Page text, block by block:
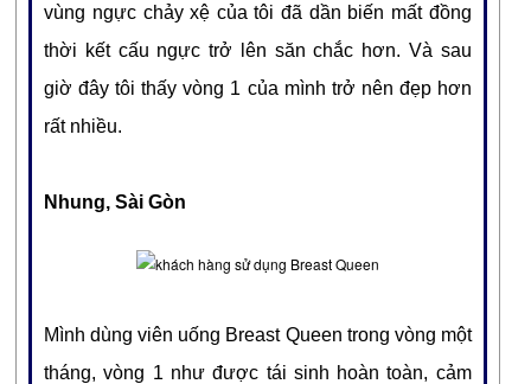
vùng ngực chảy xệ của tôi đã dần biến mất đồng
thời kết cấu ngực trở lên săn chắc hơn. Và sau
giờ đây tôi thấy vòng 1 của mình trở nên đẹp hơn
rất nhiều.
Nhung, Sài Gòn
Mình dùng viên uống Breast Queen trong vòng một
tháng, vòng 1 như được tái sinh hoàn toàn, cảm